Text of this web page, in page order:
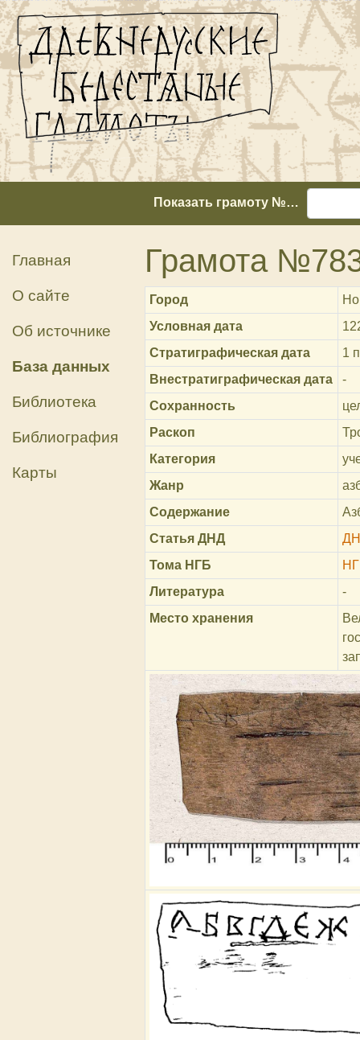
Показать грамоту №…
Главная
О сайте
Об источнике
База данных
Библиотека
Библиография
Карты
Грамота
Город
Условная дата
Стратиграфическая дата
1
Внестратиграфическая дата
-
Сохранность
Раскоп
Категория
Жанр
Содержание
Статья ДНД
Тома НГБ
Литература
-
Место хранения